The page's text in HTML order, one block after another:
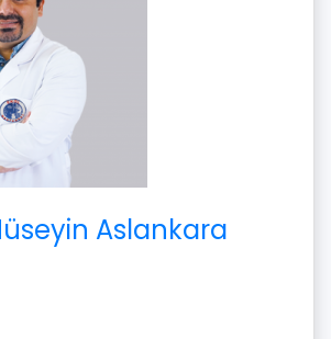
Aslankara